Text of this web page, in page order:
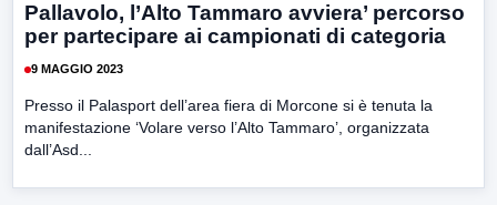
Pallavolo, l’Alto Tammaro avviera’ percorso
per partecipare ai campionati di categoria
9 MAGGIO 2023
Presso il Palasport dell’area fiera di Morcone si è tenuta la
manifestazione ‘Volare verso l’Alto Tammaro’, organizzata
dall’Asd...